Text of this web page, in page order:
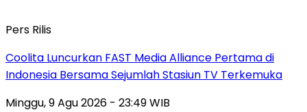
Pers Rilis
Coolita Luncurkan FAST Media Alliance Pertama di
Indonesia Bersama Sejumlah Stasiun TV Terkemuka
Minggu, 9 Agu 2026 - 23:49 WIB